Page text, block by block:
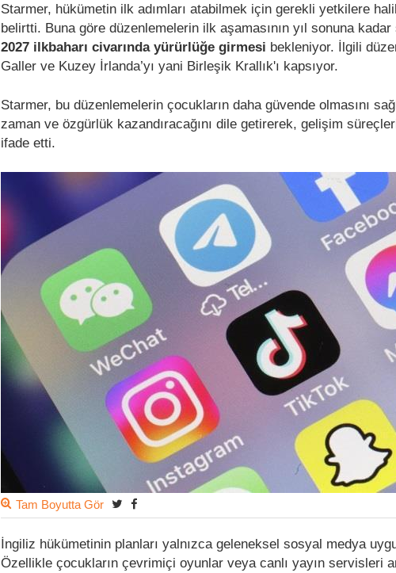
Starmer, hükümetin ilk adımları atabilmek için gerekli yetkilere
belirtti. Buna göre düzenlemelerin ilk aşamasının yıl sonuna
2027 ilkbaharı civarında yürürlüğe girmesi bekleniyor. İlgili
Galler ve Kuzey İrlanda’yı yani Birleşik Krallık'ı kapsıyor.
Starmer, bu düzenlemelerin çocukların daha güvende olmasını
zaman ve özgürlük kazandıracağını dile getirerek, gelişim
ifade etti.
Tam Boyutta Gör
İngiliz hükümetinin planları yalnızca geleneksel sosyal medya
Özellikle çocukların çevrimiçi oyunlar veya canlı yayın servisleri